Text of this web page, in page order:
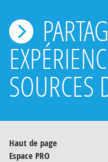
SOURCES
Haut de page
Espace PRO